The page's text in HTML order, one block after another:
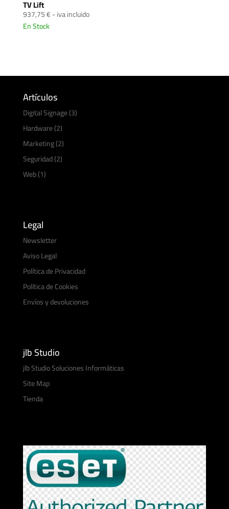
TV Lift
937,75€- iva incluido
En Stock
Artículos
Digital Signage(3)
Hardware(2)
Marketing(2)
Seguridad(2)
Web(1)
Legal
Newsletter
Aviso Legal
Política de Privacidad
Política de Cookies
Envíos y devoluciones
jlb Studio
jlb Studio Soluciones Informáticas
Site Map
Tienda